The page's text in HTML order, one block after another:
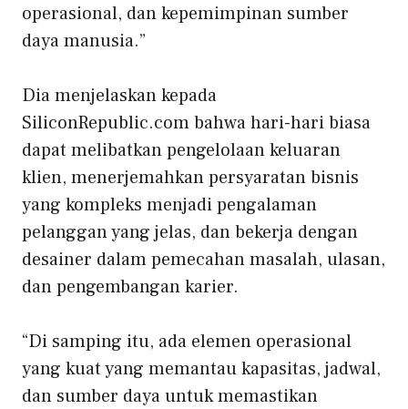
operasional, dan kepemimpinan sumber
daya manusia.”
Dia menjelaskan kepada
SiliconRepublic.com bahwa hari-hari biasa
dapat melibatkan pengelolaan keluaran
klien, menerjemahkan persyaratan bisnis
yang kompleks menjadi pengalaman
pelanggan yang jelas, dan bekerja dengan
desainer dalam pemecahan masalah, ulasan,
dan pengembangan karier.
“Di samping itu, ada elemen operasional
yang kuat yang memantau kapasitas, jadwal,
dan sumber daya untuk memastikan